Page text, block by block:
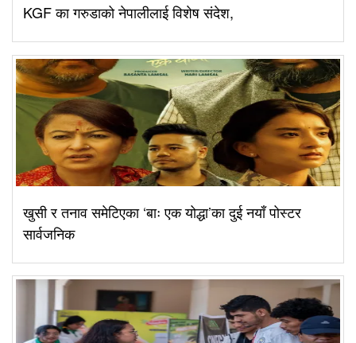
KGF का गरुडाको नेपालीलाई विशेष संदेश,
खुसी र तनाव समेटिएका ‘बाः एक योद्धा’का दुई नयाँ पोस्टर
सार्वजनिक